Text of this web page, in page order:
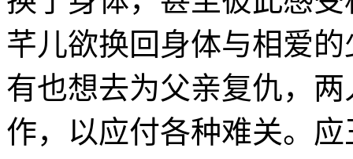
芊儿欲换回身体与相爱
有也想去为父亲复仇，
作，以应付各种难关。